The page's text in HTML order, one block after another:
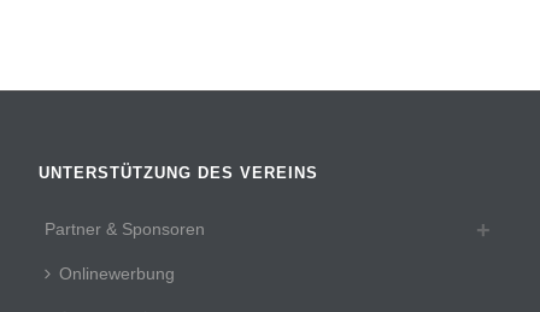
UNTERSTÜTZUNG DES VEREINS
Partner & Sponsoren
Onlinewerbung